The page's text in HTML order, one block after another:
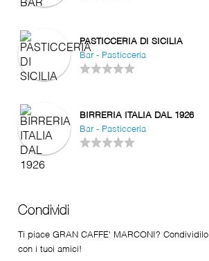
PASTICCERIA DI SICILIA
Bar - Pasticceria
BIRRERIA ITALIA DAL 1926
Bar - Pasticceria
Condividi
Ti piace GRAN CAFFE' MARCONI? Condividilo
con i tuoi amici!